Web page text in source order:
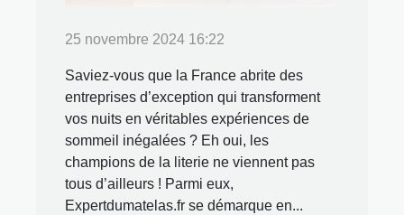
25 novembre 2024 16:22
Saviez-vous que la France abrite des
entreprises d’exception qui transforment
vos nuits en véritables expériences de
sommeil inégalées ? Eh oui, les
champions de la literie ne viennent pas
tous d’ailleurs ! Parmi eux,
Expertdumatelas.fr se démarque en...